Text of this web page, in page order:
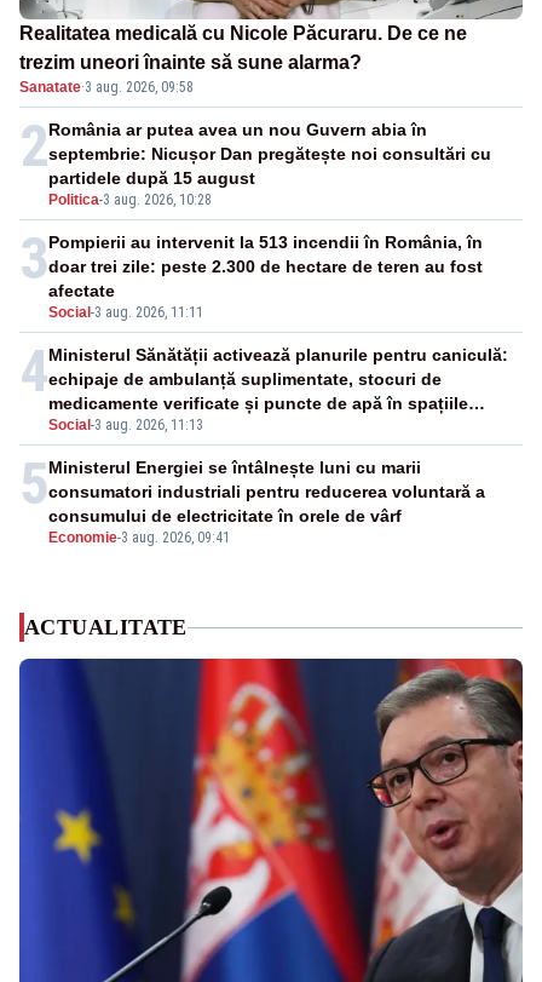
Realitatea medicală cu Nicole Păcuraru. De ce ne
trezim uneori înainte să sune alarma?
Sanatate·3 aug. 2026, 09:58
2
Politica-3 aug. 2026, 10:28
România ar putea avea un nou Guvern abia în
septembrie: Nicușor Dan pregătește noi consultări cu
partidele după 15 august
3
Social -3 aug. 2026, 11:11
Pompierii au intervenit la 513 incendii în România, în
doar trei zile: peste 2.300 de hectare de teren au fost
afectate
4
Social -3 aug. 2026, 11:13
Ministerul Sănătății activează planurile pentru caniculă:
echipaje de ambulanță suplimentate, stocuri de
medicamente verificate și puncte de apă în spațiile
publice
5
Economie-3 aug. 2026, 09:41
Ministerul Energiei se întâlnește luni cu marii
consumatori industriali pentru reducerea voluntară a
consumului de electricitate în orele de vârf
ACTUALITATE